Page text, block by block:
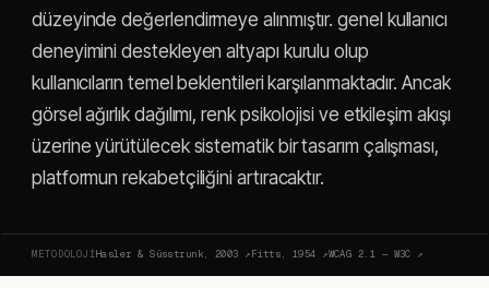
düzeyinde değerlendirmeye alınmıştır. genel kullanıcı
deneyimini destekleyen altyapı kurulu olup
kullanıcıların temel beklentileri karşılanmaktadır. Ancak
görsel ağırlık dağılımı, renk psikolojisi ve etkileşim akışı
üzerine yürütülecek sistematik bir tasarım çalışması,
platformun rekabetçiliğini artıracaktır.
METODOLOJIHasler & Süsstrunk, 2003 ↗Fitts, 1954 ↗WCAG 2.1 — W3C ↗